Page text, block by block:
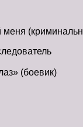
меня
(боевик)